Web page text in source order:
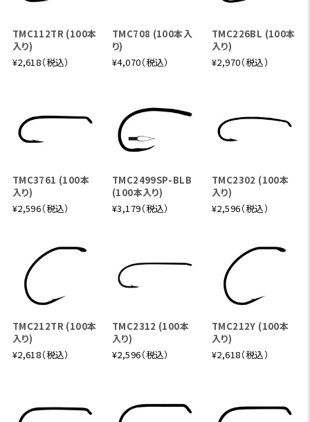
TMC112TR (100本
入り)
¥2,618（税込）
TMC708 (100本入
り)
¥4,070（税込）
TMC226BL (100本
入り)
¥2,970（税込）
TMC3761 (100本
入り)
¥2,596（税込）
TMC2499SP-BLB
(100本入り)
¥3,179（税込）
TMC2302 (100本
入り)
¥2,596（税込）
TMC212TR (100本
入り)
¥2,618（税込）
TMC2312 (100本
入り)
¥2,596（税込）
TMC212Y (100本
入り)
¥2,618（税込）